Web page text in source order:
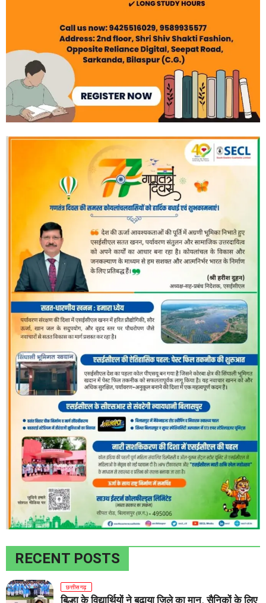
RECENT POSTS
छत्तीसगढ़
बिल्हा के विद्यार्थियों ने बढ़ाया जिले का मान, सैनिकों के लिए